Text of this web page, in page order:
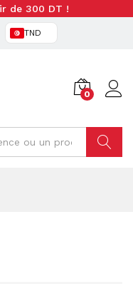
de 300 DT !
TND
0